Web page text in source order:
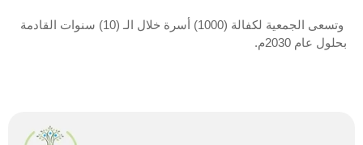
وتسعى الجمعية لكفالة (1000) أسرة خلال الـ (10) سنوات القادمة
بحلول عام 2030م.